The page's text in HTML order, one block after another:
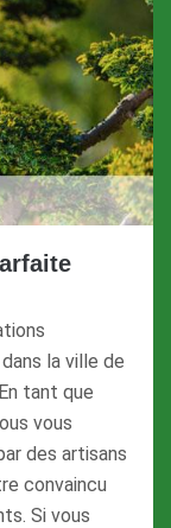
la ville de
tant que
vous
des artisans
convaincu
Si vous